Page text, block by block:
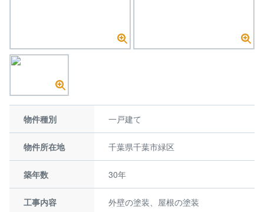
物件種別 一戸建て
物件所在地 千葉県千葉市緑区
築年数 30年
工事内容 外壁の塗装、屋根の塗装